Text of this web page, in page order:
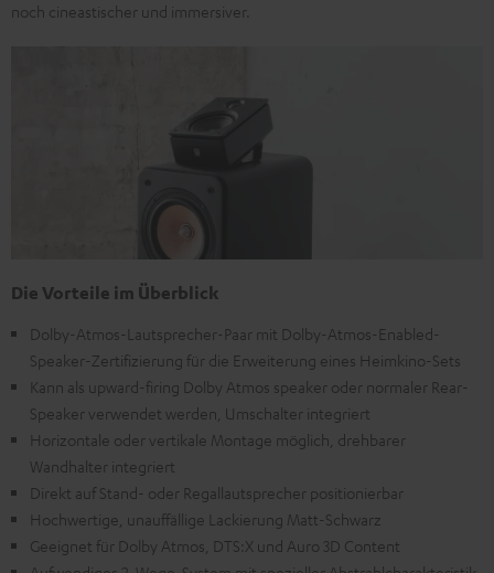
noch cineastischer und immersiver.
Die Vorteile im Überblick
Dolby-Atmos-Lautsprecher-Paar mit Dolby-Atmos-Enabled-
Speaker-Zertifizierung für die Erweiterung eines Heimkino-Sets
Kann als upward-firing Dolby Atmos speaker oder normaler Rear-
Speaker verwendet werden, Umschalter integriert
Horizontale oder vertikale Montage möglich, drehbarer
Wandhalter integriert
Direkt auf Stand- oder Regallautsprecher positionierbar
Hochwertige, unauffällige Lackierung Matt-Schwarz
Geeignet für Dolby Atmos, DTS:X und Auro 3D Content